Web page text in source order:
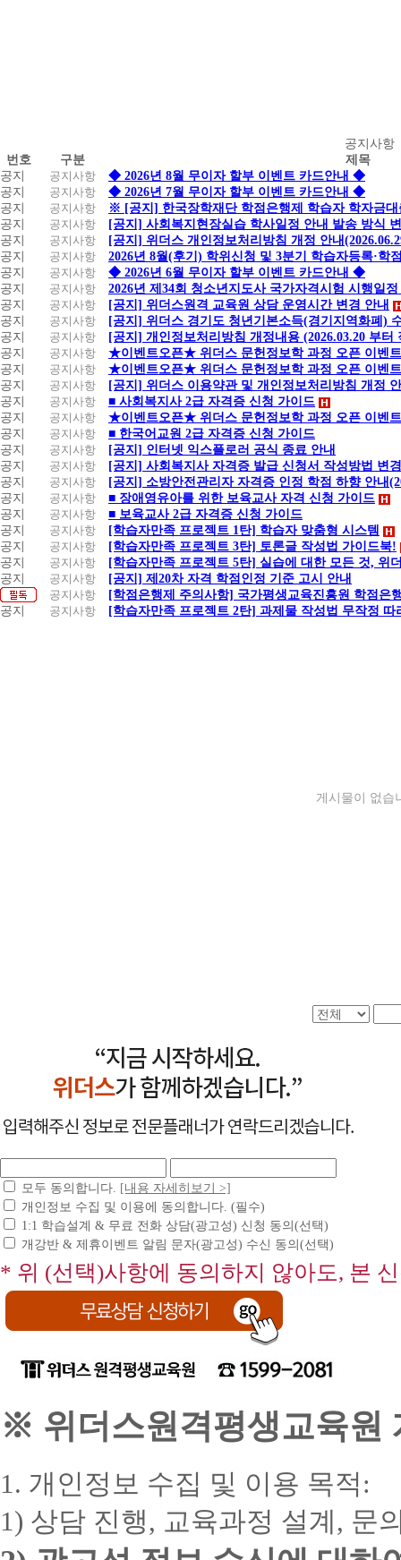
지
사
항
공지사항
번호
구분
제목
공지
공지사항
◆ 2026년 8월 무이자 할부 이벤트 카드안내 ◆
공지
공지사항
◆ 2026년 7월 무이자 할부 이벤트 카드안내 ◆
공지
공지사항
※ [공지] 한국장학재단 학점은행제 학습자 학자금
공지
공지사항
[공지] 사회복지현장실습 학사일정 안내 발송 방식
공지
공지사항
[공지] 위더스 개인정보처리방침 개정 안내
공지
공지사항
2026년 8월(후기) 학위신청 및 3분기 학습자등록·학
공지
공지사항
◆ 2026년 6월 무이자 할부 이벤트 카드안내 ◆
공지
공지사항
2026년 제34회 청소년지도사 국가자격시험 시행일
공지
공지사항
[공지] 위더스원격 교육원 상담 운영시간 변경 안내
공지
공지사항
[공지] 위더스 경기도 청년기본소득(경기지역화폐)
공지
공지사항
[공지] 개인정보처리방침 개정내용 (2026.03.20 부터
공지
공지사항
★이벤트오픈★ 위더스 문헌정보학 과정 오픈 이벤
공지
공지사항
★이벤트오픈★ 위더스 문헌정보학 과정 오픈 이벤
공지
공지사항
[공지] 위더스 이용약관 및 개인정보처리방침 개정
공지
공지사항
■ 사회복지사 2급 자격증 신청 가이드
공지
공지사항
★이벤트오픈★ 위더스 문헌정보학 과정 오픈 이벤
공지
공지사항
■ 한국어교원 2급 자격증 신청 가이드
공지
공지사항
[공지] 인터넷 익스플로러 공식 종료 안내
공지
공지사항
[공지] 사회복지사 자격증 발급 신청서 작성방법 변
공지
공지사항
[공지] 소방안전관리자 자격증 인정 학점 하향 안내
공지
공지사항
■ 장애영유아를 위한 보육교사 자격 신청 가이드
공지
공지사항
■ 보육교사 2급 자격증 신청 가이드
공지
공지사항
[학습자만족 프로젝트 1탄] 학습자 맞춤형 시스템
공지
공지사항
[학습자만족 프로젝트 3탄] 토론글 작성법 가이드북!
공지
공지사항
[학습자만족 프로젝트 5탄] 실습에 대한 모든 것, 위
공지
공지사항
[공지] 제20차 자격 학점인정 기준 고시 안내
공지사항
[학점은행제 주의사항] 국가평생교육진흥원 학점은
공지
공지사항 [학습자만족 프로젝트 2탄] 과제물 작성법 무작정 따
게시물이 없습
모두 동의합니다.
[내용 자세히보기 >]
개인정보 수집 및 이용에 동의합니다. (필수)
1:1 학습설계 & 무료 전화 상담(광고성) 신청 동의(선택)
개강반 & 제휴이벤트 알림 문자(광고성) 수신 동의(선택)
* 위 (선택)사항에 동의하지 않아도, 본
※ 위더스원격평생교육원
1. 개인정보 수집 및 이용 목적:
1) 상담 진행, 교육과정 설계, 문